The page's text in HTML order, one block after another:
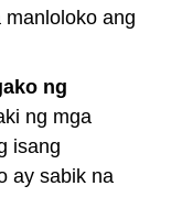
ang
ng
ng mga
isang
ay sabik na